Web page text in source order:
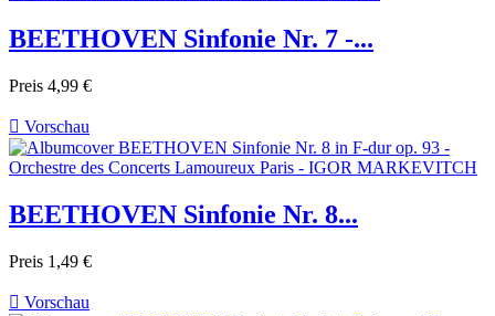
BEETHOVEN Sinfonie Nr. 7 -...
Preis 4,99 €
 Vorschau
BEETHOVEN Sinfonie Nr. 8...
Preis 1,49 €
 Vorschau